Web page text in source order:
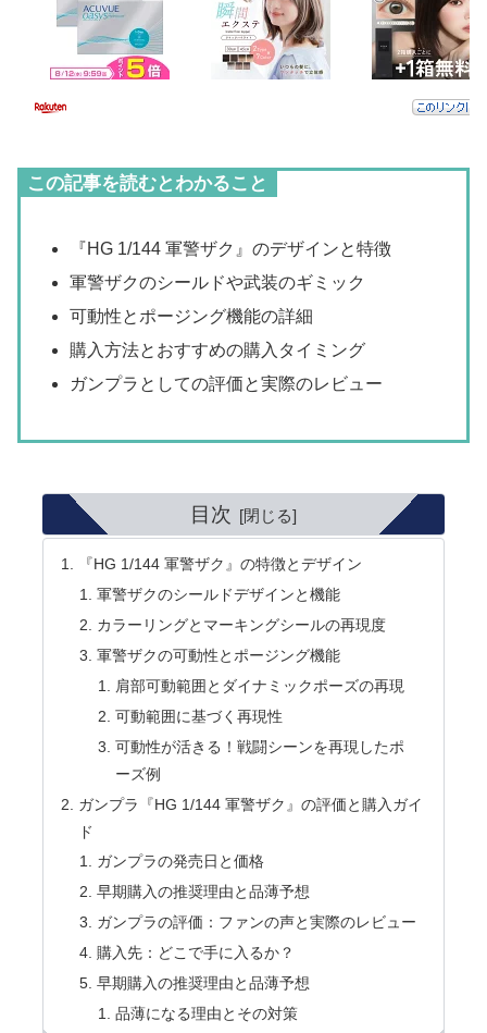
この記事を読むとわかること
『HG 1/144 軍警ザク』のデザインと特徴
軍警ザクのシールドや武装のギミック
可動性とポージング機能の詳細
購入方法とおすすめの購入タイミング
ガンプラとしての評価と実際のレビュー
目次
『HG 1/144 軍警ザク』の特徴とデザイン
軍警ザクのシールドデザインと機能
カラーリングとマーキングシールの再現度
軍警ザクの可動性とポージング機能
肩部可動範囲とダイナミックポーズの再現
可動範囲に基づく再現性
可動性が活きる！戦闘シーンを再現したポ
ーズ例
ガンプラ『HG 1/144 軍警ザク』の評価と購入ガイ
ド
ガンプラの発売日と価格
早期購入の推奨理由と品薄予想
ガンプラの評価：ファンの声と実際のレビュー
購入先：どこで手に入るか？
早期購入の推奨理由と品薄予想
品薄になる理由とその対策